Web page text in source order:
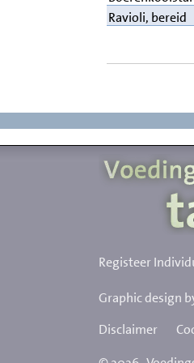
Ravioli, bereid
Registeer
Graphic design
Disclaimer